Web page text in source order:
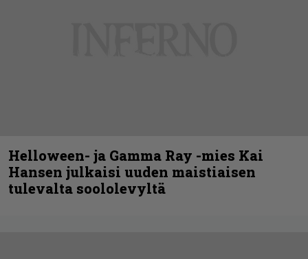
Helloween- ja Gamma Ray -mies Kai
Hansen julkaisi uuden maistiaisen
tulevalta soololevyltä